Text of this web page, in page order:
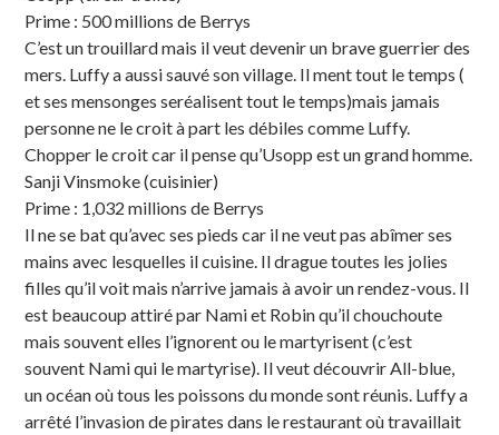
Prime : 500 millions de Berrys
C’est un trouillard mais il veut devenir un brave guerrier des
mers. Luffy a aussi sauvé son village. Il ment tout le temps (
et ses mensonges seréalisent tout le temps)mais jamais
personne ne le croit à part les débiles comme Luffy.
Chopper le croit car il pense qu’Usopp est un grand homme.
Sanji Vinsmoke (cuisinier)
Prime : 1,032 millions de Berrys
Il ne se bat qu’avec ses pieds car il ne veut pas abîmer ses
mains avec lesquelles il cuisine. Il drague toutes les jolies
filles qu’il voit mais n’arrive jamais à avoir un rendez-vous. Il
est beaucoup attiré par Nami et Robin qu’il chouchoute
mais souvent elles l’ignorent ou le martyrisent (c’est
souvent Nami qui le martyrise). Il veut découvrir All-blue,
un océan où tous les poissons du monde sont réunis. Luffy a
arrêté l’invasion de pirates dans le restaurant où travaillait